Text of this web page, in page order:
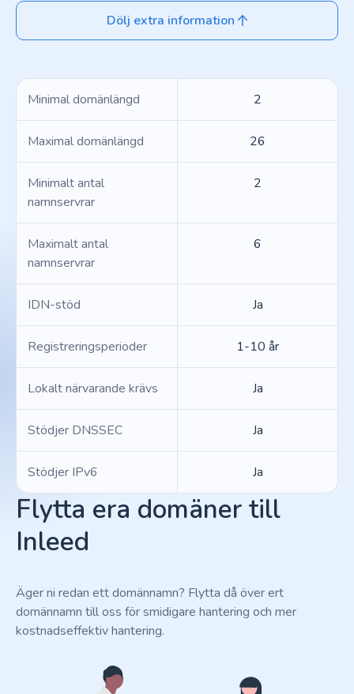
Dölj extra information
Minimal domänlängd 2
Maximal domänlängd 26
Minimalt antal
namnservrar
2
Maximalt antal
namnservrar
6
IDN-stöd Ja
Registreringsperioder 1-10 år
Lokalt närvarande krävs Ja
Stödjer DNSSEC Ja
Stödjer IPv6 Ja
Flytta era domäner till
Inleed
Äger ni redan ett domännamn? Flytta då över ert
domännamn till oss för smidigare hantering och mer
kostnadseffektiv hantering.